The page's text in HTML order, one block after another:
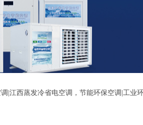
|江西蒸发冷省电空调，节能环保空调|工业